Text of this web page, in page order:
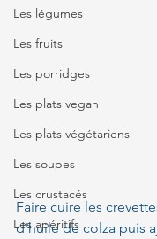
Les légumes
Les fruits
Les porridges
Les plats vegan
Les plats végétariens
Les soupes
Les crustacés
Les apéritifs
Faire cuire les
d'huile de colza puis